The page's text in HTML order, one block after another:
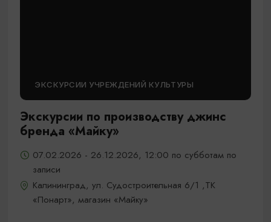
ЭКСКУРСИИ УЧРЕЖДЕНИЙ КУЛЬТУРЫ
Экскурсии по производству джинс
бренда «Майку»
07.02.2026 - 26.12.2026, 12:00 по субботам по
записи
Калининград, ул. Судостроительная 6/1 ,ТК
«Понарт», магазин «Майку»